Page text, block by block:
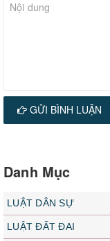
GỬI BÌNH LUẬN
Danh Mục
LUẬT DÂN SỰ
LUẬT ĐẤT ĐAI